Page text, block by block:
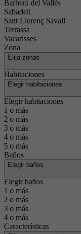
Barberà del Vallès
Sabadell
Sant Llorenç Savall
Terrassa
Vacarisses
Zona
Elija zonas
Habitaciones
Elegir habitaciones
Elegir habitaciones
1 o más
2 o más
3 o más
4 o más
5 o más
Baños
Elegir baños
Elegir baños
1 o más
2 o más
3 o más
4 o más
Características